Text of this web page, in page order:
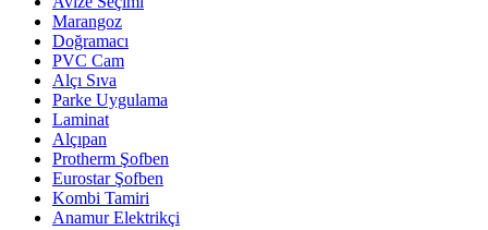
Marangoz
Doğramacı
PVC Cam
Alçı Sıva
Parke Uygulama
Laminat
Alçıpan
Protherm Şofben
Eurostar Şofben
Kombi Tamiri
Anamur Elektrikçi